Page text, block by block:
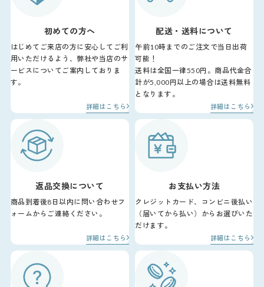
初めての方へ
はじめてご来店の方に安心してご利
用いただけるよう、弊社や当店のサ
ービスについてご案内しておりま
す。
詳細はこちら
配送・送料について
午前10時までのご注文で当日出荷
可能！
送料は全国一律550円。商品代金合
計が5,000円以上の場合は送料無料
となります。
詳細はこちら
返品交換について
商品到着後8日以内に問い合わせフ
ォームからご連絡ください。
詳細はこちら
お支払い方法
クレジットカード、コンビニ後払い
（届いてから払い）からお選びいた
だけます。
詳細はこちら